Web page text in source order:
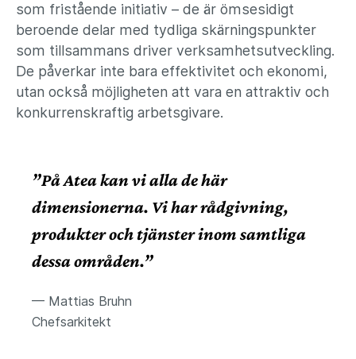
som fristående initiativ – de är ömsesidigt
beroende delar med tydliga skärningspunkter
som tillsammans driver verksamhetsutveckling.
De påverkar inte bara effektivitet och ekonomi,
utan också möjligheten att vara en attraktiv och
konkurrenskraftig arbetsgivare.
”På Atea kan vi alla de här
dimensionerna. Vi har rådgivning,
produkter och tjänster inom samtliga
dessa områden.”
— Mattias Bruhn
Chefsarkitekt